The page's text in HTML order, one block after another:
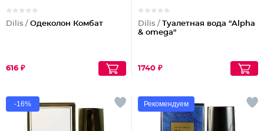
Dilis / Одеколон Комбат
616 ₽
Dilis / Туалетная вода "Alpha
& omega"
1740 ₽
-16% Рекомендуем